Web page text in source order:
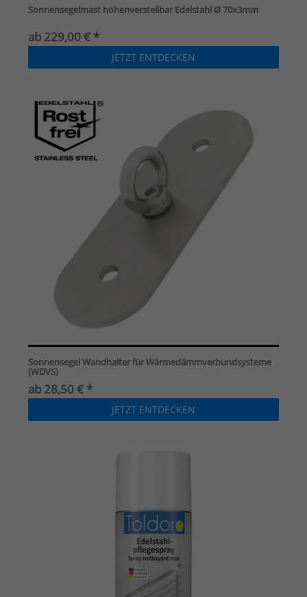
Sonnensegelmast höhenverstellbar Edelstahl Ø 70x3mm
ab 229,00 € *
JETZT ENTDECKEN
Sonnensegel Wandhalter für Wärmedämmverbundsysteme
(WDVS)
ab 28,50 € *
JETZT ENTDECKEN